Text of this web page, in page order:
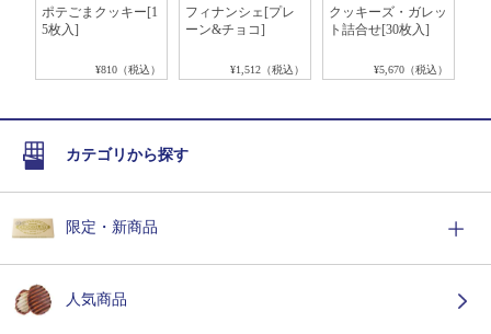
ポテごまクッキー[1
5枚入]
¥810（税込）
フィナンシェ[プレ
ーン&チョコ]
¥1,512（税込）
クッキーズ・ガレッ
ト詰合せ[30枚入]
¥5,670（税込）
カテゴリから探す
限定・新商品
人気商品